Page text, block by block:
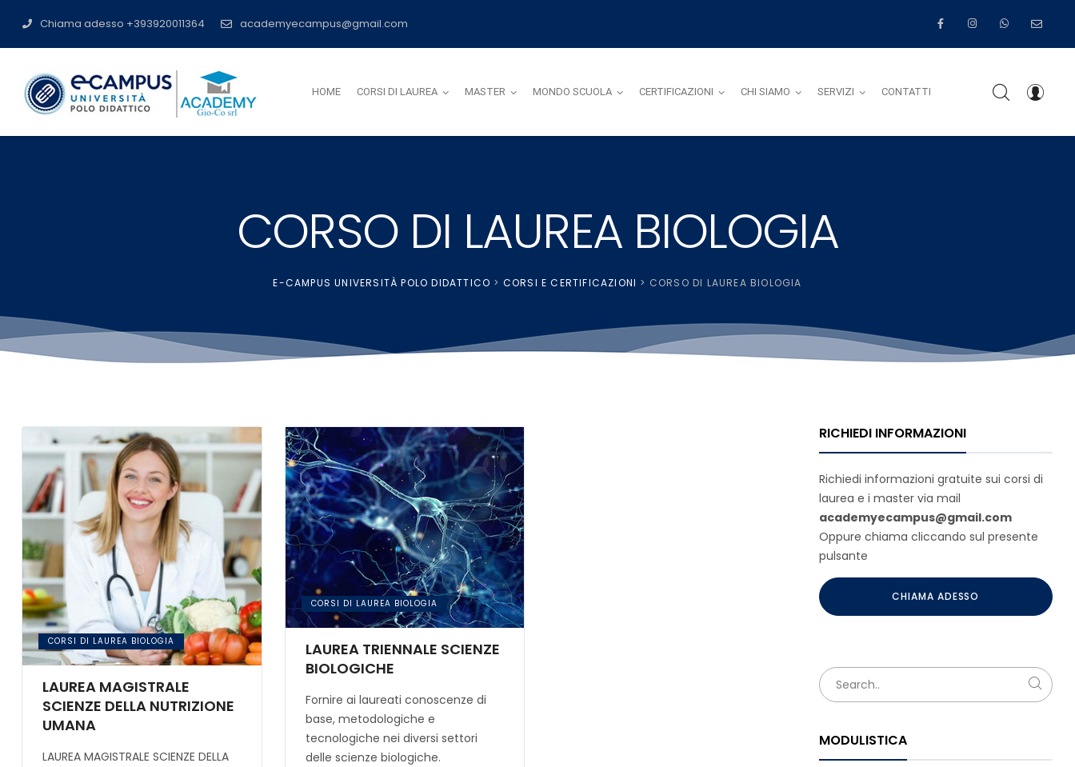
Chiama adesso +393920011364 academyecampus@gmail.com
HOME CORSI DI LAUREA MASTER MONDO SCUOLA CERTIFICAZIONI CHI SIAMO SERVIZI CONTATTI
CORSO DI LAUREA BIOLOGIA
E-CAMPUS UNIVERSITÀ POLO DIDATTICO > CORSI E CERTIFICAZIONI > CORSO DI LAUREA BIOLOGIA
CORSI DI LAUREA BIOLOGIA
LAUREA MAGISTRALE
SCIENZE DELLA NUTRIZIONE
UMANA
LAUREA MAGISTRALE SCIENZE DELLA
CORSI DI LAUREA BIOLOGIA
LAUREA TRIENNALE SCIENZE
BIOLOGICHE
Fornire ai laureati conoscenze di
base, metodologiche e
tecnologiche nei diversi settori
delle scienze biologiche.
RICHIEDI INFORMAZIONI
Richiedi informazioni gratuite sui corsi di
laurea e i master via mail
academyecampus@gmail.com
Oppure chiama cliccando sul presente
pulsante
CHIAMA ADESSO
MODULISTICA